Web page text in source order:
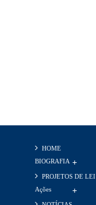
HOME
BIOGRAFIA
PROJETOS DE LEI
Ações